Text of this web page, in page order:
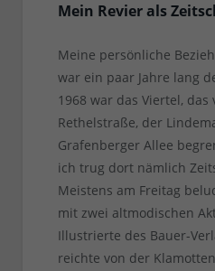
Mein Revier als
Meine persönliche
war ein paar Jahre lang
1968 war das Viertel,
Rethelstraße, der
Grafenberger Allee
ich trug dort nämlich
Meistens am Freitag
mit zwei altmodischen
Illustrierte des Bauer-
reichte von der